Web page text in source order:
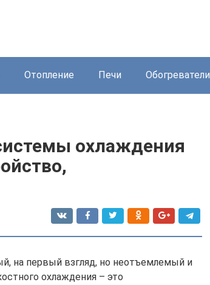
Отопление Печи Обогреватели
охлаждения
на первый взгляд, но неотъемлемый и
охлаждения – это